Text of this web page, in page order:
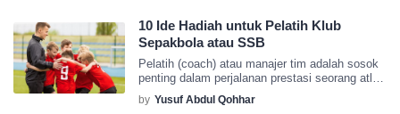
ekspresi diri. Di Indonesia, layanan cetak
jersey semakin berkembang. Salah satu yang
cukup dikenal adalah Street Jersey, yang
menawarkan berbagai pilihan desain, bahan,
hingga harga sesuai […]
10 Ide Hadiah untuk Pelatih Klub
Sepakbola atau SSB
Pelatih (coach) atau manajer tim adalah sosok
penting dalam perjalanan prestasi seorang atlet.
Mereka mencurahkan waktu, tenaga, dan
pengetahuan untuk membentuk mentalitas
by Yusuf Abdul Qohhar